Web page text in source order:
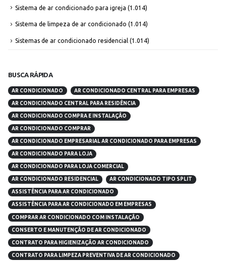
Sistema de ar condicionado para igreja (1.014)
Sistema de limpeza de ar condicionado (1.014)
Sistemas de ar condicionado residencial (1.014)
BUSCA RÁPIDA
AR CONDICIONADO AR CONDICIONADO CENTRAL PARA EMPRESAS
AR CONDICIONADO CENTRAL PARA RESIDÊNCIA
AR CONDICIONADO COMPRA E INSTALAÇÃO
AR CONDICIONADO COMPRAR
AR CONDICIONADO EMPRESARIAL AR CONDICIONADO PARA EMPRESAS
AR CONDICIONADO PARA LOJA
AR CONDICIONADO PARA LOJA COMERCIAL
AR CONDICIONADO RESIDENCIAL AR CONDICIONADO TIPO SPLIT
ASSISTÊNCIA PARA AR CONDICIONADO
ASSISTÊNCIA PARA AR CONDICIONADO EM EMPRESAS
COMPRAR AR CONDICIONADO COM INSTALAÇÃO
CONSERTO E MANUTENÇÃO DE AR CONDICIONADO
CONTRATO PARA HIGIENIZAÇÃO AR CONDICIONADO
CONTRATO PARA LIMPEZA PREVENTIVA DE AR CONDICIONADO